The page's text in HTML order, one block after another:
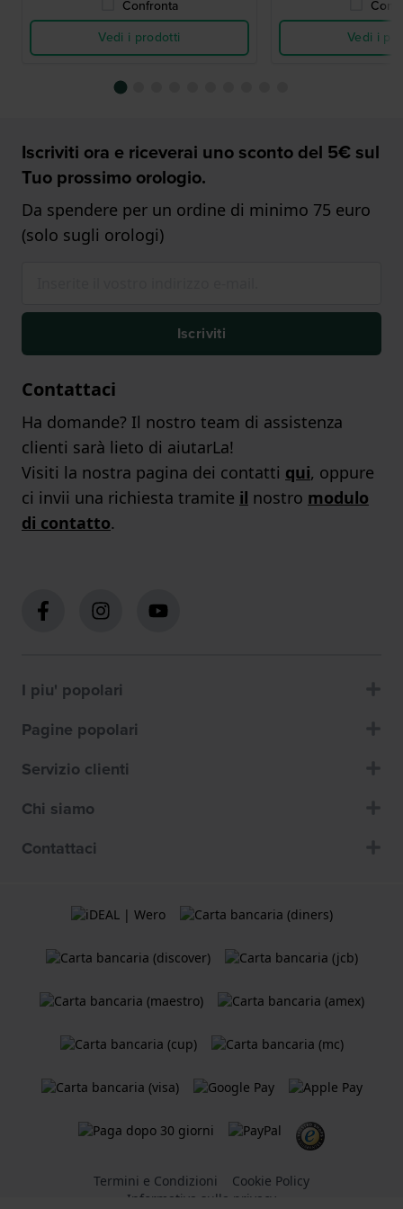
Confronta
Vedi i prodotti
Vedi i
Iscriviti ora e riceverai uno sconto del 5€ sul
Tuo prossimo orologio.
Da spendere per un ordine di minimo 75 euro
(solo sugli orologi)
Iscriviti
Contattaci
Ha domande? Il nostro team di assistenza
clienti sarà lieto di aiutarLa!
Visiti la nostra pagina dei contatti qui, oppure
ci invii una richiesta tramite il nostro modulo
di contatto.
I piu' popolari
Pagine popolari
Servizio clienti
Chi siamo
Contattaci
Termini e Condizioni
Cookie Policy
Informativa sulla privacy